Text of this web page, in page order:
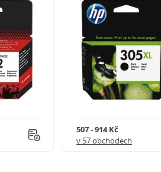
507 - 914 Kč
v 57 obchodech